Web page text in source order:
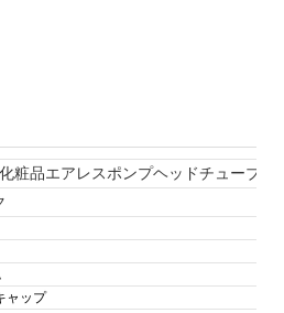
粧品エアレスポンプヘッドチューブ化
ャップ